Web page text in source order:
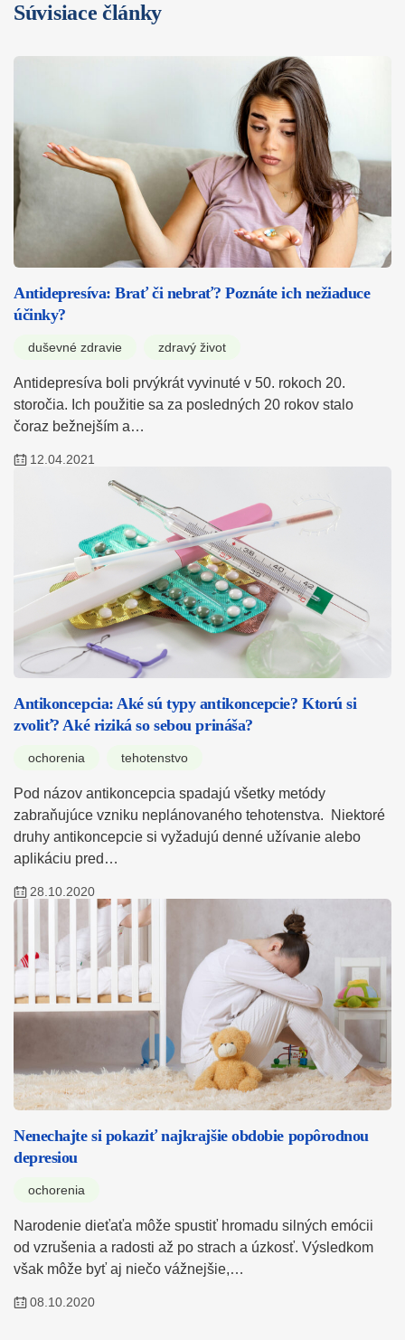
Súvisiace články
Antidepresíva: Brať či nebrať? Poznáte ich nežiaduce
účinky?
duševné zdravie zdravý život
Antidepresíva boli prvýkrát vyvinuté v 50. rokoch 20.
storočia. Ich použitie sa za posledných 20 rokov stalo
čoraz bežnejším a…
12.04.2021
Antikoncepcia: Aké sú typy antikoncepcie? Ktorú si
zvoliť? Aké riziká so sebou prináša?
ochorenia tehotenstvo
Pod názov antikoncepcia spadajú všetky metódy
zabraňujúce vzniku neplánovaného tehotenstva. Niektoré
druhy antikoncepcie si vyžadujú denné užívanie alebo
aplikáciu pred…
28.10.2020
Nenechajte si pokaziť najkrajšie obdobie popôrodnou
depresiou
ochorenia
Narodenie dieťaťa môže spustiť hromadu silných emócii
od vzrušenia a radosti až po strach a úzkosť. Výsledkom
však môže byť aj niečo vážnejšie,…
08.10.2020